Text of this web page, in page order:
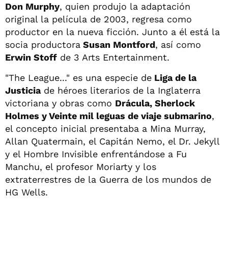
Don Murphy, quien produjo la adaptación
original la película de 2003, regresa como
productor en la nueva ficción. Junto a él está la
socia productora Susan Montford, así como
Erwin Stoff de 3 Arts Entertainment.
"The League..." es una especie de Liga de la
Justiciade héroes literarios de la Inglaterra
victoriana y obras como Drácula, Sherlock
Holmes y Veinte mil leguas de viaje submarino,
el concepto inicial presentaba a Mina Murray,
Allan Quatermain, el Capitán Nemo, el Dr. Jekyll
y el Hombre Invisible enfrentándose a Fu
Manchu, el profesor Moriarty y los
extraterrestres de la Guerra de los mundos de
HG Wells.